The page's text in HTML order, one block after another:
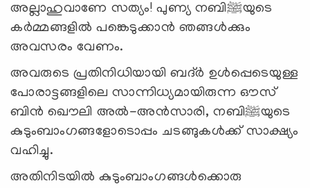
അല്ലാഹുവാണേ സത്യം! പുണ്യ നബിﷺയുടെ
കര്‍മ്മങ്ങളില്‍ പങ്കെടുക്കാന്‍ ഞങ്ങള്‍ക്കും
അവസരം വേണം.
അവരുടെ പ്രതിനിധിയായി ബദ്ര്‍ ഉള്‍പ്പെടെയുള്ള
പോരാട്ടങ്ങളിലെ സാന്നിധ്യമായിരുന്ന ഔസ്
ബിന്‍ ഖൌലി അല്‍-അന്‍സാരി, നബിﷺയുടെ
കുടുംബാംഗങ്ങളോടൊപ്പം ചടങ്ങുകള്‍ക്ക് സാക്ഷ്യം
വഹിച്ചു.
അതിനിടയില്‍ കുടുംബാംഗങ്ങള്‍ക്കൊരു